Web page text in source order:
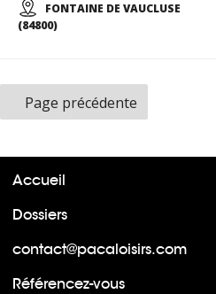
FONTAINE DE VAUCLUSE
(84800)
Page précédente
Accueil
Dossiers
contact@pacaloisirs.com
Référencez-vous